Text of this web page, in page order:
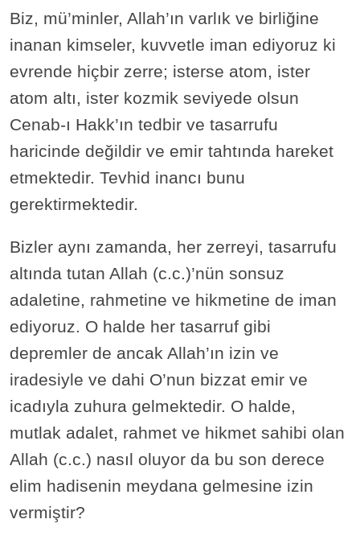
Biz, mü’minler, Allah’ın varlık ve birliğine
inanan kimseler, kuvvetle iman ediyoruz ki
evrende hiçbir zerre; isterse atom, ister
atom altı, ister kozmik seviyede olsun
Cenab-ı Hakk’ın tedbir ve tasarrufu
haricinde değildir ve emir tahtında hareket
etmektedir. Tevhid inancı bunu
gerektirmektedir.
Bizler aynı zamanda, her zerreyi, tasarrufu
altında tutan Allah (c.c.)’nün sonsuz
adaletine, rahmetine ve hikmetine de iman
ediyoruz. O halde her tasarruf gibi
depremler de ancak Allah’ın izin ve
iradesiyle ve dahi O’nun bizzat emir ve
icadıyla zuhura gelmektedir. O halde,
mutlak adalet, rahmet ve hikmet sahibi olan
Allah (c.c.) nasıl oluyor da bu son derece
elim hadisenin meydana gelmesine izin
vermiştir?